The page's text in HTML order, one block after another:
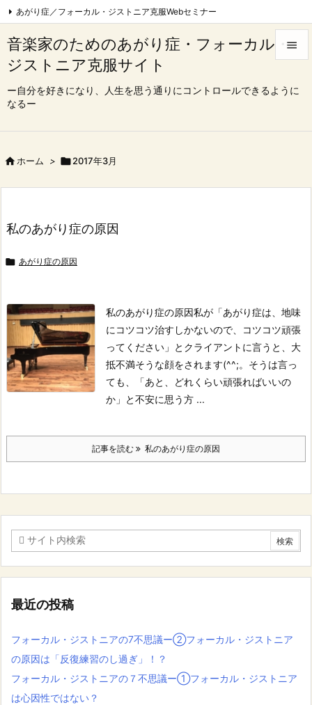
音楽家のためのあがり症・フォーカル・
ジストニア克服サイト
ー自分を好きになり、人生を思う通りにコントロールできるように
なるー

メニュ
あがり症／フォーカル・ジストニア克服Webセミナー
フォーカル・ジストニア克服Webセミナー|東京
心理療法でフォーカル・ジストニア完治を目指す会
ホーム > 2017年3月
私のあがり症の原因
 あがり症の原因
私のあがり症の原因私が「あがり症は、地味
にコツコツ治すしかないので、コツコツ頑張
ってください」とクライアントに言うと、大
抵不満そうな顔をされます(^^;。 そうは言っ
ても、「あと、どれくらい頑張ればいいの
か」と不安に思う方 ...
記事を読む 私のあがり症の原因
最近の投稿
フォーカル・ジストニアの7不思議ー②フォーカル・ジストニア
の原因は「反復練習のし過ぎ」！？
フォーカル・ジストニアの７不思議ー①フォーカル・ジストニア
は心因性ではない？